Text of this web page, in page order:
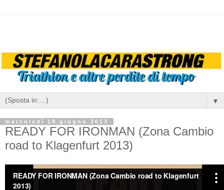
▼
mercoledì 19 giugno 2013
READY FOR IRONMAN (Zona Cambio
road to Klagenfurt 2013)